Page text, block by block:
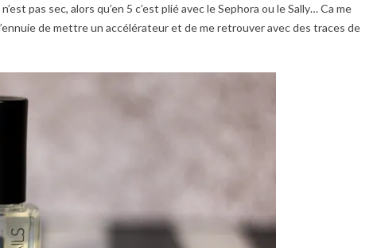
pas sec, alors qu’en 5 c’est plié avec le Sephora ou le Sally… Ca me
de mettre un accélérateur et de me retrouver avec des traces de